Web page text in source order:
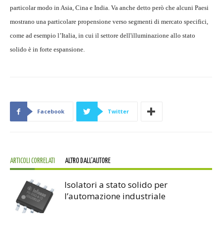
particolar modo in Asia, Cina e India. Va anche detto però che alcuni Paesi
mostrano una particolare propensione verso segmenti di mercato specifici,
come ad esempio l’Italia, in cui il settore dell'illuminazione allo stato
solido è in forte espansione.
Facebook Twitter
ARTICOLI CORRELATI ALTRO DALL'AUTORE
Isolatori a stato solido per
l’automazione industriale